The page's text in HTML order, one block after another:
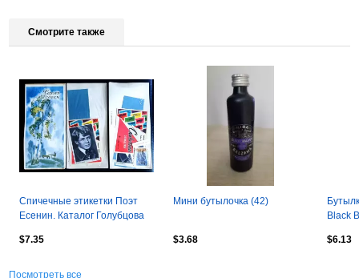
Смотрите также
Спичечные этикетки Поэт
Есенин. Каталог Голубцова
распечатанный
$7.35
Мини бутылочка (42)
$3.68
Black
$6.13
Посмотреть все